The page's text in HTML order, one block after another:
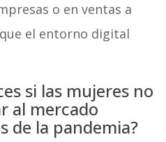
o en ventas a
el entorno digital
si las mujeres no
al mercado
de la pandemia?